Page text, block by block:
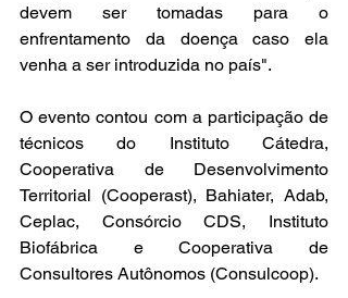
devem ser tomadas para o
enfrentamento da doença caso ela
venha a ser introduzida no país".
O evento contou com a participação de
técnicos do Instituto Cátedra,
Cooperativa de Desenvolvimento
Territorial (Cooperast), Bahiater, Adab,
Ceplac, Consórcio CDS, Instituto
Biofábrica e Cooperativa de
Consultores Autônomos (Consulcoop).